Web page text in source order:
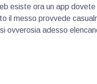
esiste ora un app
il messo provvede
ovverosia adesso